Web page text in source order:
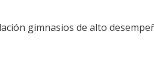
gimnasios de alto